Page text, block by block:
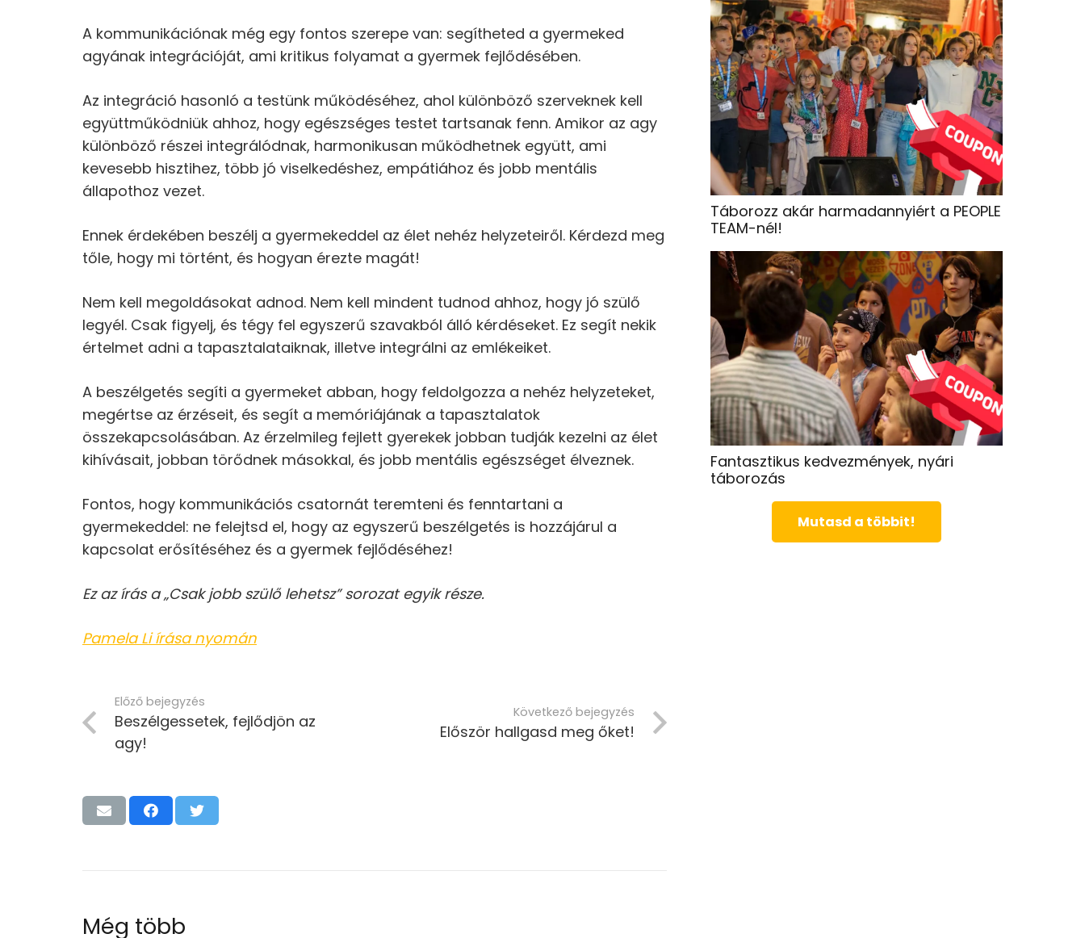
A kommunikációnak még egy fontos szerepe van: segítheted a gyermeked
agyának integrációját, ami kritikus folyamat a gyermek fejlődésében.
Az integráció hasonló a testünk működéséhez, ahol különböző szerveknek kell
együttműködniük ahhoz, hogy egészséges testet tartsanak fenn. Amikor az agy
különböző részei integrálódnak, harmonikusan működhetnek együtt, ami
kevesebb hisztihez, több jó viselkedéshez, empátiához és jobb mentális
állapothoz vezet.
Ennek érdekében beszélj a gyermekeddel az élet nehéz helyzeteiről. Kérdezd meg
tőle, hogy mi történt, és hogyan érezte magát!
Nem kell megoldásokat adnod. Nem kell mindent tudnod ahhoz, hogy jó szülő
legyél. Csak figyelj, és tégy fel egyszerű szavakból álló kérdéseket. Ez segít nekik
értelmet adni a tapasztalataiknak, illetve integrálni az emlékeiket.
A beszélgetés segíti a gyermeket abban, hogy feldolgozza a nehéz helyzeteket,
megértse az érzéseit, és segít a memóriájának a tapasztalatok
összekapcsolásában. Az érzelmileg fejlett gyerekek jobban tudják kezelni az élet
kihívásait, jobban törődnek másokkal, és jobb mentális egészséget élveznek.
Fontos, hogy kommunikációs csatornát teremteni és fenntartani a
gyermekeddel: ne felejtsd el, hogy az egyszerű beszélgetés is hozzájárul a
kapcsolat erősítéséhez és a gyermek fejlődéséhez!
Ez az írás a „Csak jobb szülő lehetsz” sorozat egyik része.
Pamela Li írása nyomán
Előző bejegyzés
Beszélgessetek, fejlődjön az
agy!
Következő bejegyzés
Először hallgasd meg őket!
Táborozz akár harmadannyiért a PEOPLE
TEAM-nél!
Fantasztikus kedvezmények, nyári
táborozás
Mutasd a többit!
Még több